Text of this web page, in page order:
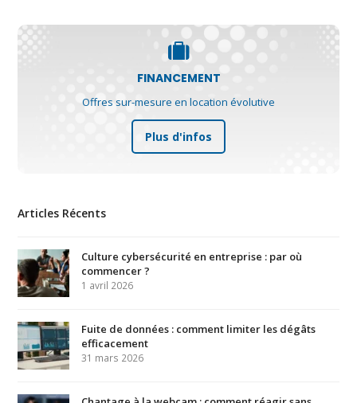
FINANCEMENT
Offres sur-mesure en location évolutive
Plus d'infos
Articles Récents
Culture cybersécurité en entreprise : par où
commencer ?
1 avril 2026
Fuite de données : comment limiter les dégâts
efficacement
31 mars 2026